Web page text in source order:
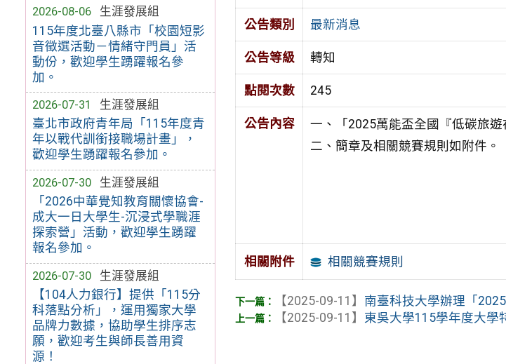
2026-08-06
生涯發展組
115年度北臺八縣市「校園短影
音徵選活動－情緒守門員」活
動份，歡迎學生踴躍報名參
加。
2026-07-31
生涯發展組
臺北市政府青年局「115年度青
年以戰代訓銜接職場計畫」，
歡迎學生踴躍報名參加。
2026-07-30
生涯發展組
「2026中華覺知教育關懷協會-
成大一日大學生-沉浸式學職涯
探索營」活動，歡迎學生踴躍
報名參加。
2026-07-30
生涯發展組
【104人力銀行】提供「115分
科落點分析」，運用獨家大學
品牌力數據，協助學生排序志
願，歡迎考生與師長善用資
源！
公告類別 最新消息
公告等級 轉知
點閱次數 245
公告內容
一、「2025萬能盃全國『低碳旅
二、簡章及相關競賽規則如附件。
相關附件 相關競賽規則
【2025-09-11】 南臺科技大學辦理「
【2025-09-11】 東吳大學115學年度大學